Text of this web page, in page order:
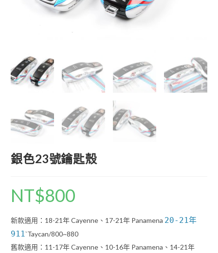
銀色23號鑰匙殼
NT$800
新款適用：18-21年 Cayenne、17-21年 Panamena 20-21年
911`Taycan/800~880
舊款適用：11-17年 Cayenne、10-16年 Panamena、14-21年